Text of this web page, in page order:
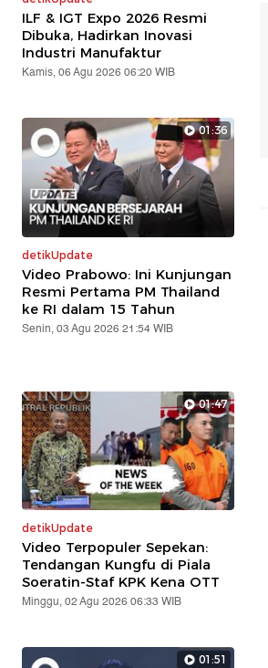
ILF & IGT Expo 2026 Resmi
Dibuka, Hadirkan Inovasi
Industri Manufaktur
Kamis, 06 Agu 2026 06:20 WIB
01:36
detikUpdate
Video Prabowo: Ini Kunjungan
Resmi Pertama PM Thailand
ke RI dalam 15 Tahun
Senin, 03 Agu 2026 21:54 WIB
01:47
detikUpdate
Video Terpopuler Sepekan:
Tendangan Kungfu di Piala
Soeratin-Staf KPK Kena OTT
Minggu, 02 Agu 2026 06:33 WIB
01:51